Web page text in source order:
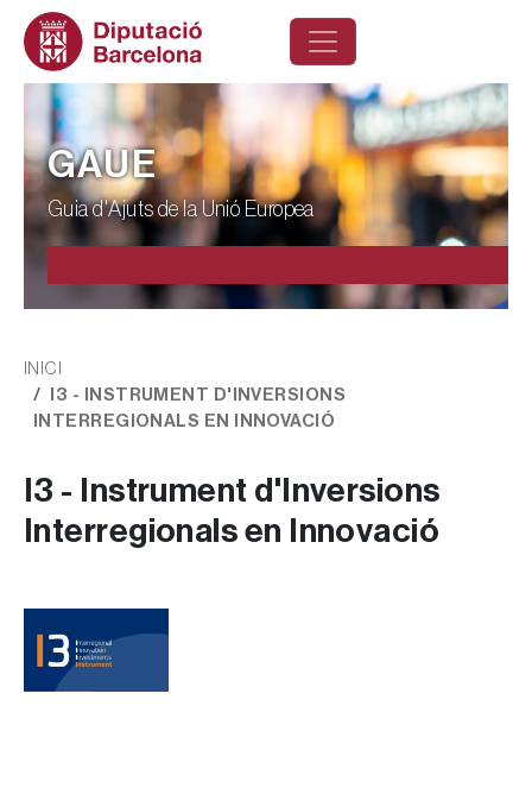
Vés al contingut
GAUE
Guia d'Ajuts de la Unió Europea
Fil d'ariadna
INICI
I3 - INSTRUMENT D'INVERSIONS
INTERREGIONALS EN INNOVACIÓ
I3 - Instrument d'Inversions
Interregionals en Innovació